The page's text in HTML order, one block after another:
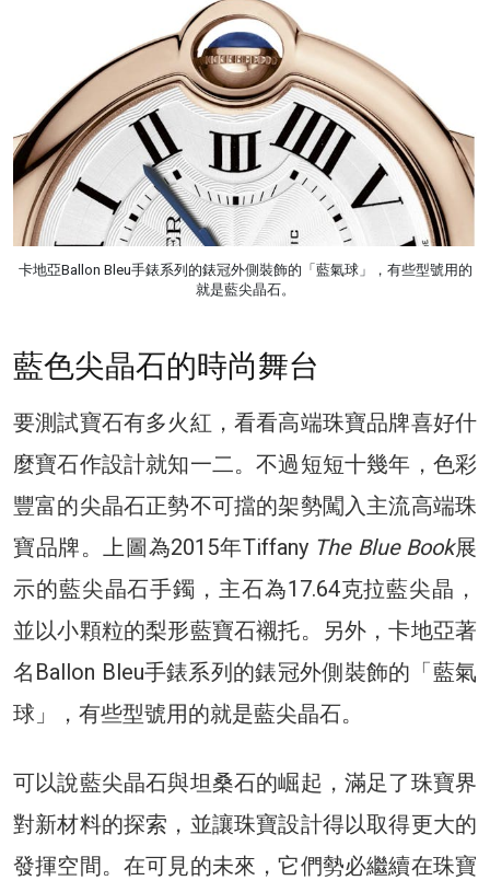
卡地亞Ballon Bleu手錶系列的錶冠外側裝飾的「藍氣球」，有些型號用的
就是藍尖晶石。
藍色尖晶石的時尚舞台
要測試寶石有多火紅，看看高端珠寶品牌喜好什
麼寶石作設計就知一二。不過短短十幾年，色彩
豐富的尖晶石正勢不可擋的架勢闖入主流高端珠
寶品牌。上圖為2015年Tiffany The Blue Book展
示的藍尖晶石手鐲，主石為17.64克拉藍尖晶，
並以小顆粒的梨形藍寶石襯托。另外，卡地亞著
名Ballon Bleu手錶系列的錶冠外側裝飾的「藍氣
球」，有些型號用的就是藍尖晶石。
可以說藍尖晶石與坦桑石的崛起，滿足了珠寶界
對新材料的探索，並讓珠寶設計得以取得更大的
發揮空間。在可見的未來，它們勢必繼續在珠寶